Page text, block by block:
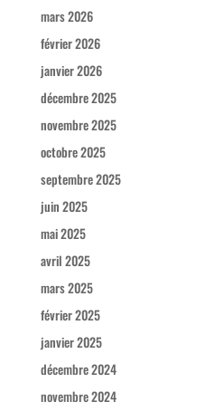
mars 2026
février 2026
janvier 2026
décembre 2025
novembre 2025
octobre 2025
septembre 2025
juin 2025
mai 2025
avril 2025
mars 2025
février 2025
janvier 2025
décembre 2024
novembre 2024